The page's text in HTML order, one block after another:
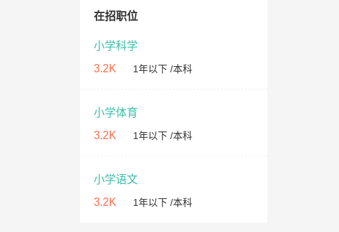
在招职位
小学科学
3.2K
1年以下 /本科
小学体育
3.2K
1年以下 /本科
小学语文
3.2K
1年以下 /本科